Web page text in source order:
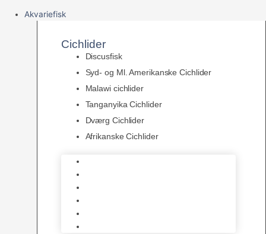
Akvariefisk
Cichlider
Discusfisk
Syd- og Ml. Amerikanske Cichlider
Malawi cichlider
Tanganyika Cichlider
Dværg Cichlider
Afrikanske Cichlider